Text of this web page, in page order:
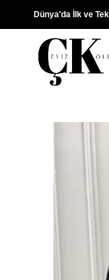
Dünya'da İlk ve